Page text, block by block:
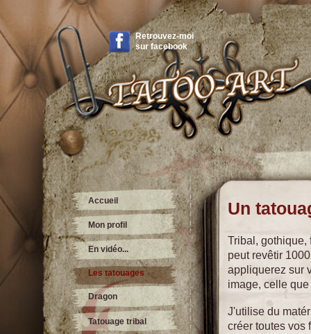
Retrouvez-moi
surfacebook
Accueil
Mon profil
En vidéo...
Les tatouages
Dragon
Tatouage tribal
Un
Tribal, gothique,
peut revêtir
appliquerez sur
image, celle
J'utilise du
créer toutes vos